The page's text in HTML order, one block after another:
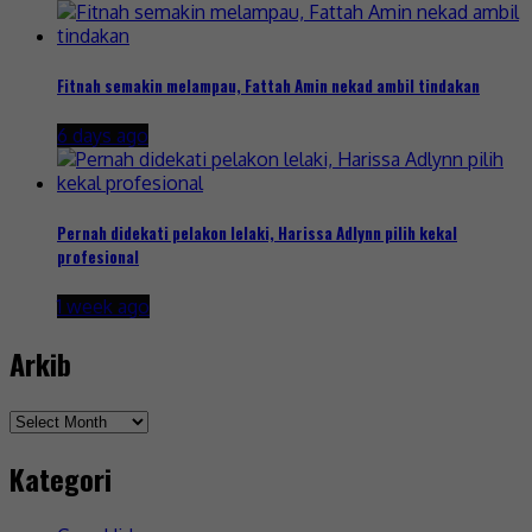
Fitnah semakin melampau, Fattah Amin nekad ambil tindakan
6 days ago
Pernah didekati pelakon lelaki, Harissa Adlynn pilih kekal
profesional
1 week ago
Arkib
Arkib
Kategori